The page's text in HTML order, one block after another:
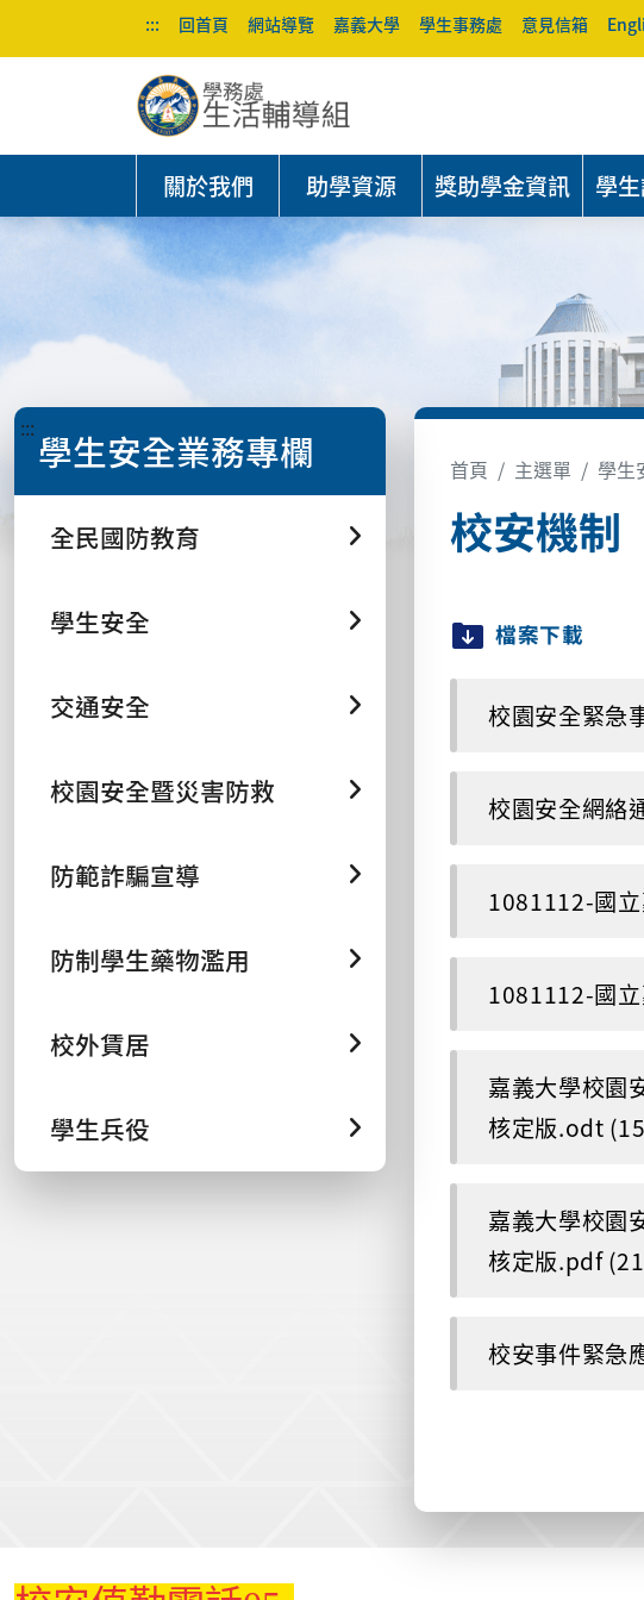
::: 回首頁 網站導覽 嘉義大學 學生事務處 意見信箱
關於我們 助學資源 獎助學金資訊 學
::: 學生安全業務專欄
全民國防教育
學生安全
交通安全
校園安全暨災害防救
防範詐騙宣導
防制學生藥物濫用
校外賃居
學生兵役
首頁 主選單 學生
校安機制
檔案下載
校園安全緊急
校園安全網絡
1081112-國
1081112-國
嘉義大學校園
核定版.odt
嘉義大學校園
核定版.pdf
校安事件緊急